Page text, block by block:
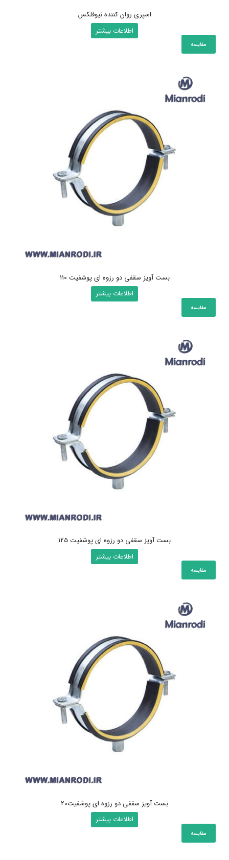
اسپری روان کننده نیوفلکس
اطلاعات بیشتر
مقایسه
بست آویز سقفی دو رزوه ای پوشفیت 110
اطلاعات بیشتر
مقایسه
بست آویز سقفی دو رزوه ای پوشفیت 125
اطلاعات بیشتر
مقایسه
بست آویز سقفی دو رزوه ای پوشفیت20
اطلاعات بیشتر
مقایسه